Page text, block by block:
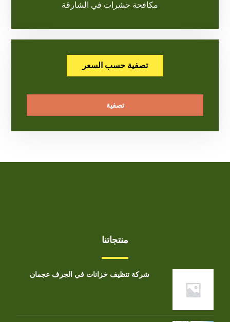
مكافحة حشرات في الشارقة
تصفية حسب السعر
تصفية
منتجاتنا
شركة تنظيف خزانات في الجرف عجمان